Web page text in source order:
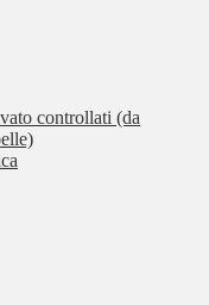
controllati (da